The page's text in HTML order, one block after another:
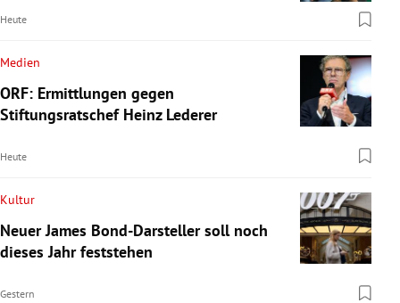
Heute
Medien
ORF: Ermittlungen gegen
Stiftungsratschef Heinz Lederer
Heute
Kultur
Neuer James Bond-Darsteller soll noch
dieses Jahr feststehen
Gestern